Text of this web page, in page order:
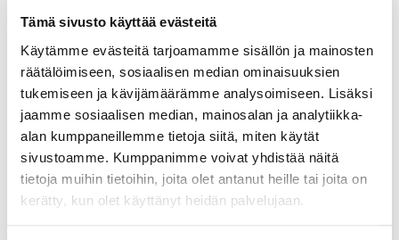
Tämä sivusto käyttää evästeitä
Käytämme evästeitä tarjoamamme sisällön ja mainosten
räätälöimiseen, sosiaalisen median ominaisuuksien
tukemiseen ja kävijämäärämme analysoimiseen. Lisäksi
jaamme sosiaalisen median, mainosalan ja analytiikka-
alan kumppaneillemme tietoja siitä, miten käytät
sivustoamme. Kumppanimme voivat yhdistää näitä
tietoja muihin tietoihin, joita olet antanut heille tai joita on
kerätty, kun olet käyttänyt heidän palvelujaan.
on tarpeen arvioida maaperässä luontaisesti
esiintyvän, kasveille käyttökelpoisen typen määrä.
Tässä artikkelissa pyrittiin tunnistamaan maatilan
tasolla sovellettavia yksinkertaisia indikaattoreita
maaperän typelle.
Savimailla, joissa on korkea savespitoisuus suhteessa
hiilen määrään, todettiin olevan riski mataliin
satotasoihin. Typen mineralisaatio pieneni saves/hiili
-suhteen kasvaessa. Tutkimuksen perusteella pellon